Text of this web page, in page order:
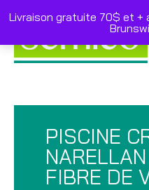
to
PISCINE
FIBRE DE
Livraison gratuite 70$ et +